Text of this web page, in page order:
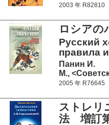
2003 年 R82810
ロシアの
Русский
правила
Панин И.
М.,
2005 年 R76645
ストレリ
法 増訂